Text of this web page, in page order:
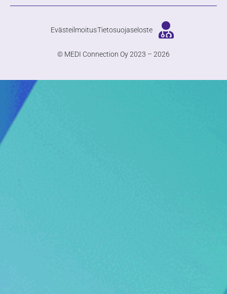
EvästeilmoitusTietosuojaseloste
© MEDI Connection Oy 2023 – 2026